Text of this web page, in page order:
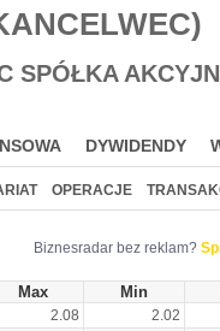
SPÓŁKA
DYWIDENDY
OPERACJE
Biznesradar bez reklam?
Max Min
2.08 2.02